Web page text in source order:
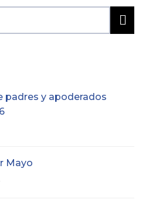
padres y apoderados
Mayo